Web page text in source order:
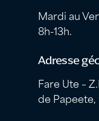
Mardi au
8h-13h.
Adresse
Fare Ute –
de Papeete,